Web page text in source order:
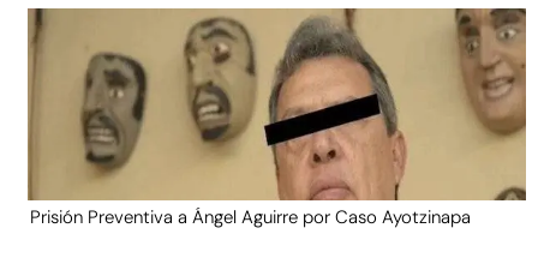
Prisión Preventiva a Ángel Aguirre por Caso Ayotzinapa